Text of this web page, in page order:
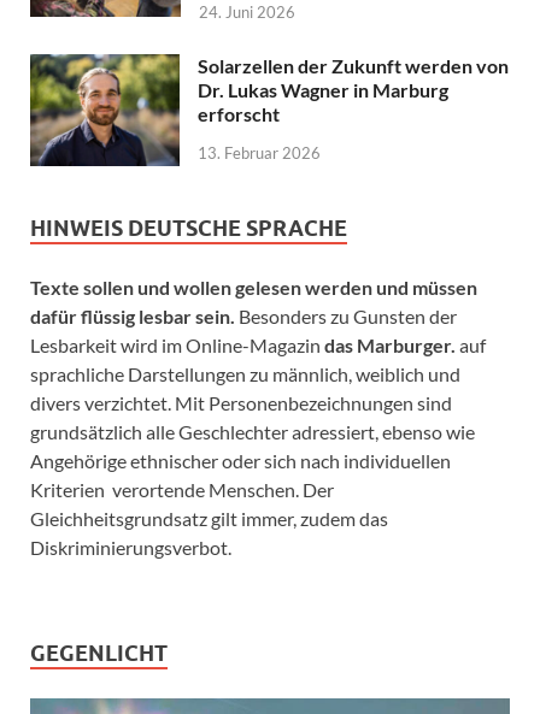
24. Juni 2026
Solarzellen der Zukunft werden von
Dr. Lukas Wagner in Marburg
erforscht
13. Februar 2026
HINWEIS DEUTSCHE SPRACHE
Texte sollen und wollen gelesen werden und müssen
dafür flüssig lesbar sein. Besonders zu Gunsten der
Lesbarkeit wird im Online-Magazin das Marburger. auf
sprachliche Darstellungen zu männlich, weiblich und
divers verzichtet. Mit Personenbezeichnungen sind
grundsätzlich alle Geschlechter adressiert, ebenso wie
Angehörige ethnischer oder sich nach individuellen
Kriterien verortende Menschen. Der
Gleichheitsgrundsatz gilt immer, zudem das
Diskriminierungsverbot.
GEGENLICHT